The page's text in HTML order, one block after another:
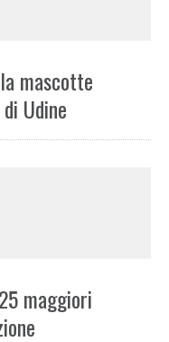
mascotte
Udine
maggiori